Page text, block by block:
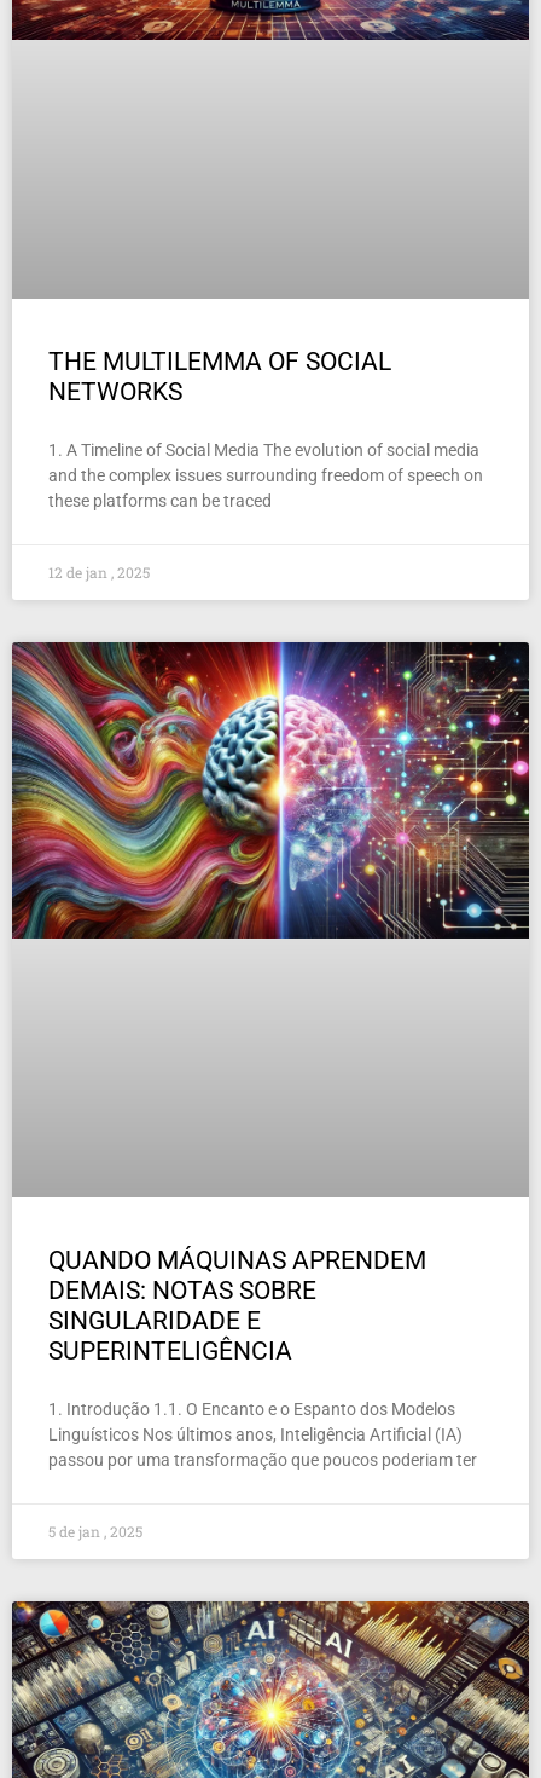
THE MULTILEMMA OF SOCIAL
NETWORKS
1. A Timeline of Social Media The evolution of social media
and the complex issues surrounding freedom of speech on
these platforms can be traced
12 de jan , 2025
QUANDO MÁQUINAS APRENDEM
DEMAIS: NOTAS SOBRE
SINGULARIDADE E
SUPERINTELIGÊNCIA
1. Introdução 1.1. O Encanto e o Espanto dos Modelos
Linguísticos Nos últimos anos, Inteligência Artificial (IA)
passou por uma transformação que poucos poderiam ter
5 de jan , 2025